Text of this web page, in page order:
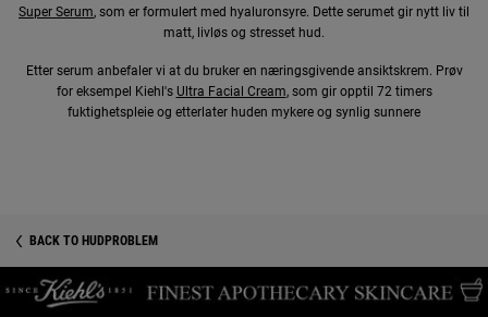
Super Serum, som er formulert med hyaluronsyre. Dette serumet gir nytt liv til
matt, livløs og stresset hud.
Etter serum anbefaler vi at du bruker en næringsgivende ansiktskrem. Prøv
for eksempel Kiehl's ​ Ultra Facial Cream, som gir opptil 72 timers
fuktighetspleie og etterlater huden mykere og synlig sunnere
BACK TO HUDPROBLEM